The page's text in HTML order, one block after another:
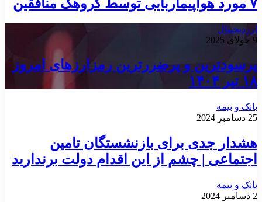
۷ مورد هواپیماربایی توسط گروهک منافقین
ارزدیجیتال
9 جولای 2025
پرسودترین و پرضررترین رمزارزهای امروز
۱۸ تیر ۱۴۰۴
بانک و بیمه
25 دسامبر 2024
هشدار جدی برای بازنشستگان تامین
اجتماعی | چشم از این اقدام دولت برندارید
بانک و بیمه
2 دسامبر 2024